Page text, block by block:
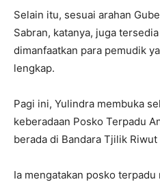
Selain itu, sesuai arahan
Sabran, katanya, juga
dimanfaatkan para pemudik
lengkap.
Pagi ini, Yulindra membuka
keberadaan Posko Terpadu
berada di Bandara Tjilik Riwut
Ia mengatakan posko